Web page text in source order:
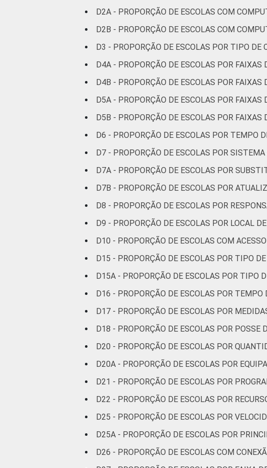
D2A - PROPORÇÃO DE ESCOLAS COM
D2B - PROPORÇÃO DE ESCOLAS COM
D3 - PROPORÇÃO DE ESCOLAS POR TIPO DE
D4A - PROPORÇÃO DE ESCOLAS POR
D4B - PROPORÇÃO DE ESCOLAS POR
D5A - PROPORÇÃO DE ESCOLAS POR
D5B - PROPORÇÃO DE ESCOLAS POR
D6 - PROPORÇÃO DE ESCOLAS POR TEMPO
D7 - PROPORÇÃO DE ESCOLAS POR
D7A - PROPORÇÃO DE ESCOLAS POR
D7B - PROPORÇÃO DE ESCOLAS POR
D8 - PROPORÇÃO DE ESCOLAS POR
D9 - PROPORÇÃO DE ESCOLAS POR LOCAL
D10 - PROPORÇÃO DE ESCOLAS COM
D15 - PROPORÇÃO DE ESCOLAS POR TIPO
D15A - PROPORÇÃO DE ESCOLAS POR TIPO
D16 - PROPORÇÃO DE ESCOLAS POR
D17 - PROPORÇÃO DE ESCOLAS POR
D18 - PROPORÇÃO DE ESCOLAS POR POSSE
D20 - PROPORÇÃO DE ESCOLAS POR
D20A - PROPORÇÃO DE ESCOLAS POR
D21 - PROPORÇÃO DE ESCOLAS POR
D22 - PROPORÇÃO DE ESCOLAS POR
D25 - PROPORÇÃO DE ESCOLAS POR
D25A - PROPORÇÃO DE ESCOLAS POR
D26 - PROPORÇÃO DE ESCOLAS COM